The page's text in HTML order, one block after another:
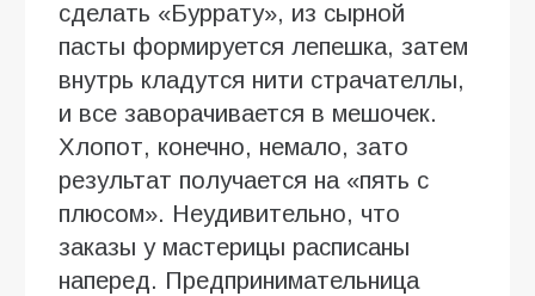
сделать «Буррату», из сырной
пасты формируется лепешка, затем
внутрь кладутся нити страчателлы,
и все заворачивается в мешочек.
Хлопот, конечно, немало, зато
результат получается на «пять с
плюсом». Неудивительно, что
заказы у мастерицы расписаны
наперед. Предпринимательница